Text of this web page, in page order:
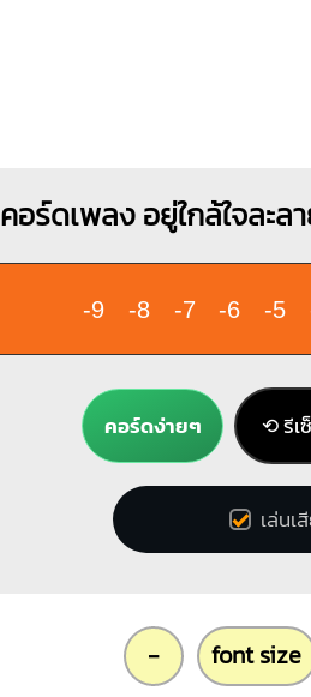
คอร์ดเพลง อยู่ใกล้ใจละ
-9 -8 -7 -6 -5
คอร์ดง่ายๆ ⟲ รีเ
เล่นเ
- font size